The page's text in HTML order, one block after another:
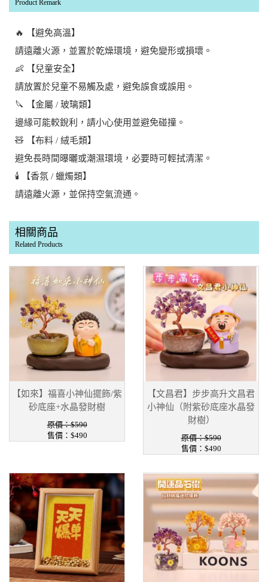
Product Remark
🔥 【避免高溫】
請遠離火源，並置於乾燥環境，避免變形或損壞。
👶 【兒童安全】
請放置於兒童不易觸及處，避免誤食或誤用。
🔪 【金屬 / 玻璃類】
邊緣可能較銳利，請小心使用並避免碰撞。
🧸 【布料 / 絨毛類】
避免長時間曝曬或潮濕環境，必要時可輕拭清潔。
🕯️ 【香氛 / 蠟燭類】
請遠離火源，並保持空氣流通。
相關商品
Related Products
【如來】福喜小神仙擺飾/紫
砂底座+水晶發財樹
原價：$590
售價：$490
【文昌君】步步高升文昌君
小神仙（附紫砂底座水晶發
財樹）
原價：$590
售價：$490